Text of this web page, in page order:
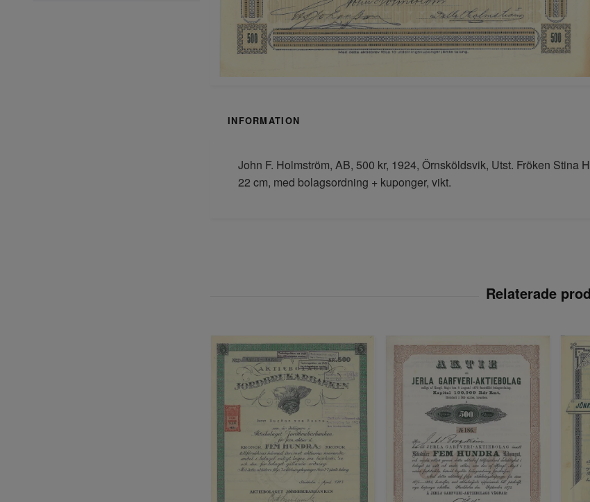
INFORMATION
John F. Holmström, AB, 500 kr, 1924, Örnsköldsvik, Utst. Fröken
22 cm, med bolagsordning + kuponger, vikt.